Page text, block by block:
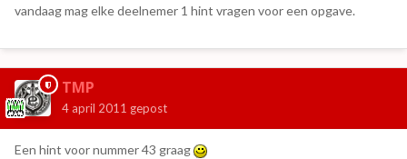
vandaag mag elke deelnemer 1 hint vragen voor een opgave.
TMP
4 april 2011 gepost
Een hint voor nummer 43 graag